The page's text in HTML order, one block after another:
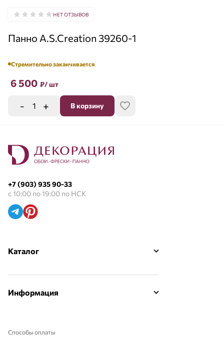
НЕТ ОТЗЫВОВ
Панно A.S.Creation 39260-1
Стремительно заканчивается
6 500 ₽/ шт
- + В корзину
+7 (903) 935 90-33
с 10:00 по 19:00 по НСК
Каталог
Информация
Способы оплаты